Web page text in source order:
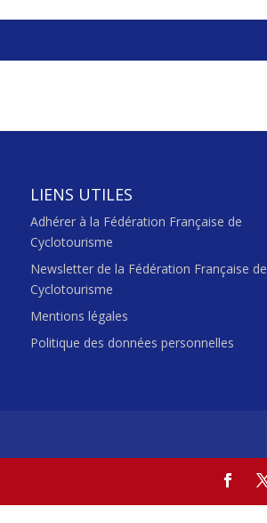
LIENS UTILES
Adhérer à la Fédération Française de
Cyclotourisme
Newsletter de la Fédération Française de
Cyclotourisme
Mentions légales
Politique des données personnelles